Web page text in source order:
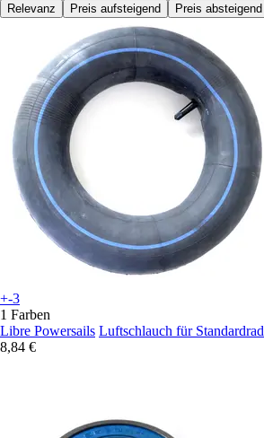
Relevanz
Preis aufsteigend Preis absteigend
+-3
1 Farben
Libre Powersails Luftschlauch für Standardrad
8,84 €